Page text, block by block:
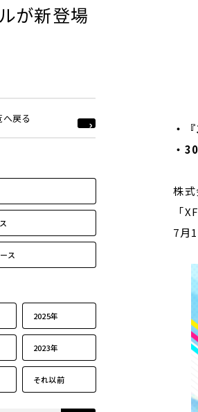
が新登場
戻る
ス
2025年
2023年
それ以前
・
・
株
「
7月